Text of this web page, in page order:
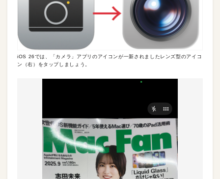
iOS 26では、「カメラ」アプリのアイコンが一新されましたレンズ型のアイコ
ン（右）をタップしましょう。